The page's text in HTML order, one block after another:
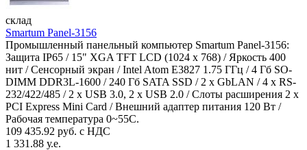
склад
Smartum Panel-3156
Промышленный панельный компьютер Smartum Panel-3156:
Защита IP65 / 15" XGA TFT LCD (1024 x 768) / Яркость 400
нит / Сенсорный экран / Intel Atom E3827 1.75 ГГц / 4 Гб SO-
DIMM DDR3L-1600 / 240 Гб SATA SSD / 2 x GbLAN / 4 x RS-
232/422/485 / 2 x USB 3.0, 2 x USB 2.0 / Слоты расширения 2 x
PCI Express Mini Card / Внешний адаптер питания 120 Вт /
Рабочая температура 0~55C.
109 435.92 руб. с НДС
1 331.88 у.е.